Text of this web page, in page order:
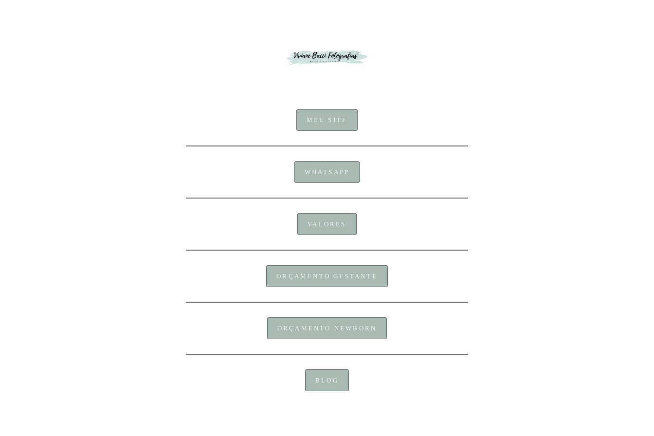
MEU SITE
WHATSAPP
VALORES
ORÇAMENTO GESTANTE
ORÇAMENTO NEWBORN
BLOG